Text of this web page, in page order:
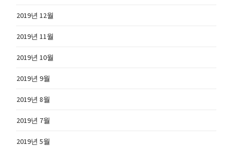
2019년 12월
2019년 11월
2019년 10월
2019년 9월
2019년 8월
2019년 7월
2019년 5월